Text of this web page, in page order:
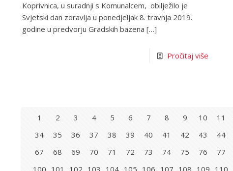
Koprivnica, u suradnji s Komunalcem, obilježilo je
Svjetski dan zdravlja u ponedjeljak 8. travnja 2019.
godine u predvorju Gradskih bazena […]
Pročitaj više
1 2 3 4 5 6 7 8 9 10 11
34
35 36 37 38 39 40 41 42 43 44
67
68 69 70 71 72 73 74 75 76 77